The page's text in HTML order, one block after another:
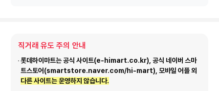
직거래 유도 주의 안내
롯데하이마트는 공식 사이트(e-himart.co.kr), 공식 네이버 스마
트스토어(smartstore.naver.com/hi-mart), 모바일 어플 외
다른 사이트는 운영하지 않습니다.